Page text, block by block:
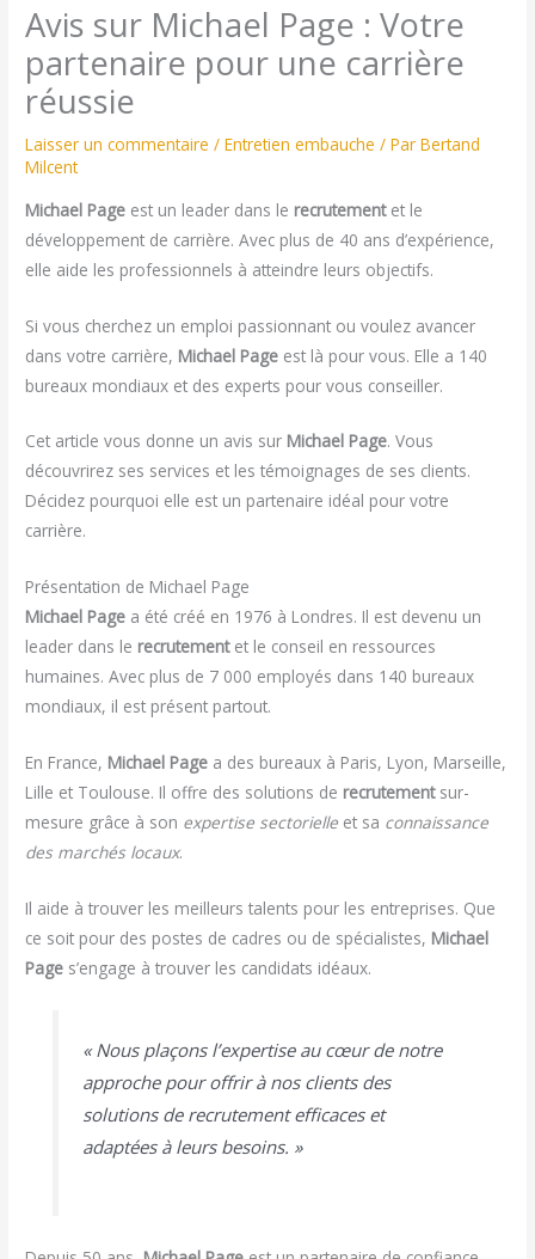
Avis sur Michael Page : Votre
partenaire pour une carrière
réussie
Laisser un commentaire /Entretien embauche / ParBertand
Milcent
Michael Page est un leader dans le recrutementet le
développement de carrière. Avec plus de 40 ans d’expérience,
elle aide les professionnels à atteindre leurs objectifs.
Si vous cherchez un emploi passionnant ou voulez avancer
dans votre carrière, Michael Page est là pour vous. Elle a 140
bureaux mondiaux et des experts pour vous conseiller.
Cet article vous donne un avis sur Michael Page. Vous
découvrirez ses services et les témoignages de ses clients.
Décidez pourquoi elle est un partenaire idéal pour votre
carrière.
Présentation de Michael Page
Michael Page a été créé en 1976 à Londres. Il est devenu un
leader dans le recrutementet le conseil en ressources
humaines. Avec plus de 7 000 employés dans 140 bureaux
mondiaux, il est présent partout.
En France, Michael Page a des bureaux à Paris, Lyon, Marseille,
Lille et Toulouse. Il offre des solutions de recrutementsur-
mesure grâce à son expertise sectorielle et sa connaissance
des marchés locaux.
Il aide à trouver les meilleurs talents pour les entreprises. Que
ce soit pour des postes de cadres ou de spécialistes, Michael
Page s’engage à trouver les candidats idéaux.
« Nous plaçons l’expertise au cœur de notre
approche pour offrir à nos clients des
solutions de recrutement efficaces et
adaptées à leurs besoins. »